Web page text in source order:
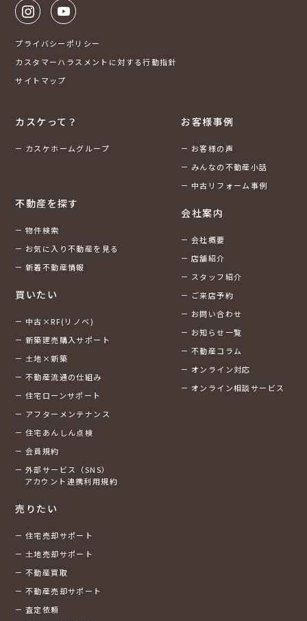
プライバシーポリシー
カスタマーハラスメントに対する行動指針
サイトマップ
カスケって？
カスケホームグループ
不動産を探す
物件検索
お気に入り不動産を見る
新着不動産情報
買いたい
中古×RF(リノベ)
新築建売購入サポート
土地×新築
不動産流通の仕組み
住宅ローンサポート
アフターメンテナンス
住宅あんしん点検
会員規約
外部サービス（SNS）
アカウント連携利用規約
売りたい
住宅売却サポート
土地売却サポート
不動産買取
不動産売却サポート
査定依頼
お客様事例
お客様の声
みんなの不動産小話
中古リフォーム事例
会社案内
会社概要
店舗紹介
スタッフ紹介
ご来店予約
お問い合わせ
お知らせ一覧
不動産コラム
オンライン対応
オンライン相談サービス